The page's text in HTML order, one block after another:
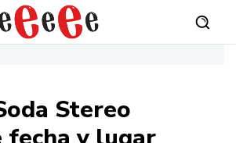
Stereo